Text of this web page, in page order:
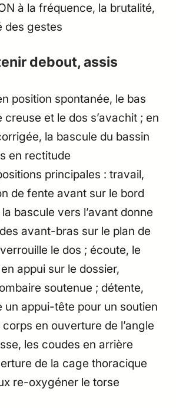
à la fréquence, la brutalité,
des gestes
debout, assis
position spontanée, le bas
creuse et le dos s’avachit ; en
la bascule du bassin
en rectitude
principales : travail,
de fente avant sur le bord
bascule vers l’avant donne
avant-bras sur le plan de
le dos ; écoute, le
appui sur le dossier,
soutenue ; détente,
un appui-tête pour un soutien
en ouverture de l’angle
les coudes en arrière
de la cage thoracique
re-oxygéner le torse